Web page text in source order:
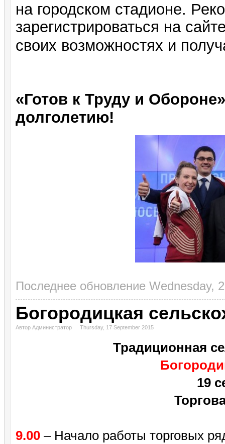
на городском стадионе.
зарегистрироваться на
своих возможностях и
«Готов к Труду и
долголетию!
Последнее обновление Wednesday,
Богородицкая
Автор Администратор Thursday, 17 September 2015
Традиционная
19
9.00 – Начало работы торговых